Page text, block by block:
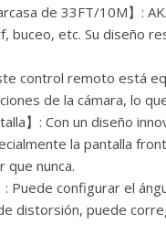
de 33FT/10M】:
etc. Su diseño
control remoto está
de la cámara, lo
】: Con un diseño
la pantalla
que nunca.
: Puede configurar el
distorsión, puede